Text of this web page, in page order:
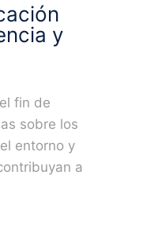
y
fin de
sobre los
entorno y
a